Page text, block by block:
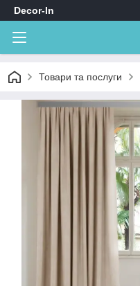
Decor-In
Товари та послуги